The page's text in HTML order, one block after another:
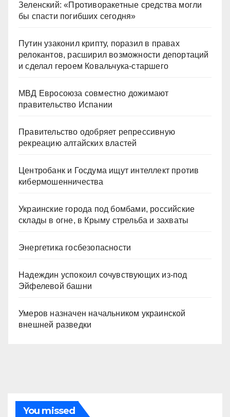
Зеленский: «Противоракетные средства могли
бы спасти погибших сегодня»
Путин узаконил крипту, поразил в правах
релокантов, расширил возможности депортаций
и сделал героем Ковальчука-старшего
МВД Евросоюза совместно дожимают
правительство Испании
Правительство одобряет репрессивную
рекреацию алтайских властей
Центробанк и Госдума ищут интеллект против
кибермошенничества
Украинские города под бомбами, российские
склады в огне, в Крыму стрельба и захваты
Энергетика госбезопасности
Надеждин успокоил сочувствующих из-под
Эйфелевой башни
Умеров назначен начальником украинской
внешней разведки
You missed